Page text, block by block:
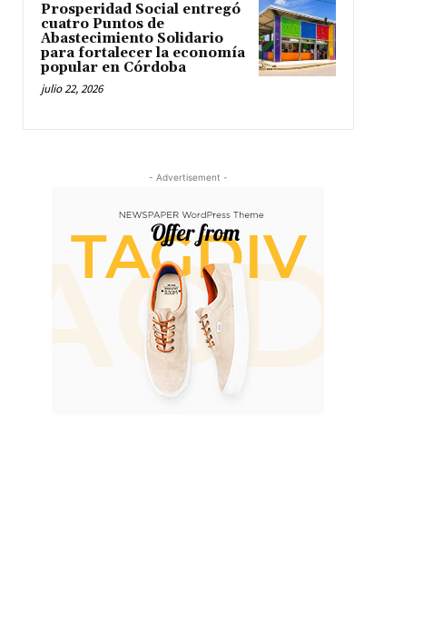
Prosperidad Social entregó
cuatro Puntos de
Abastecimiento Solidario
para fortalecer la economía
popular en Córdoba
julio 22, 2026
- Advertisement -